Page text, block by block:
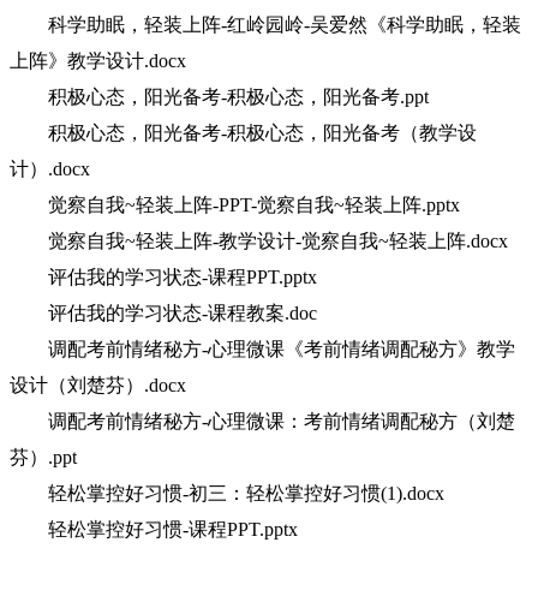
科学助眠，轻装上阵-红岭园岭-吴爱然《科学助眠，轻装
上阵》教学设计.docx
积极心态，阳光备考-积极心态，阳光备考.ppt
积极心态，阳光备考-积极心态，阳光备考（教学设
计）.docx
觉察自我~轻装上阵-PPT-觉察自我~轻装上阵.pptx
觉察自我~轻装上阵-教学设计-觉察自我~轻装上阵.docx
评估我的学习状态-课程PPT.pptx
评估我的学习状态-课程教案.doc
调配考前情绪秘方-心理微课《考前情绪调配秘方》教学
设计（刘楚芬）.docx
调配考前情绪秘方-心理微课：考前情绪调配秘方（刘楚
芬）.ppt
轻松掌控好习惯-初三：轻松掌控好习惯(1).docx
轻松掌控好习惯-课程PPT.pptx